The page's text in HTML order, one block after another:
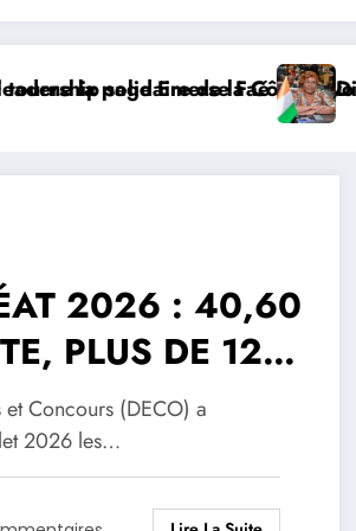
solidaire de la Côte d’Ivoire en
page Emerse Faé
2026 : 40,60
PLUS DE 122
BACHELIERS
!
Concours (DECO) a
2026 les…